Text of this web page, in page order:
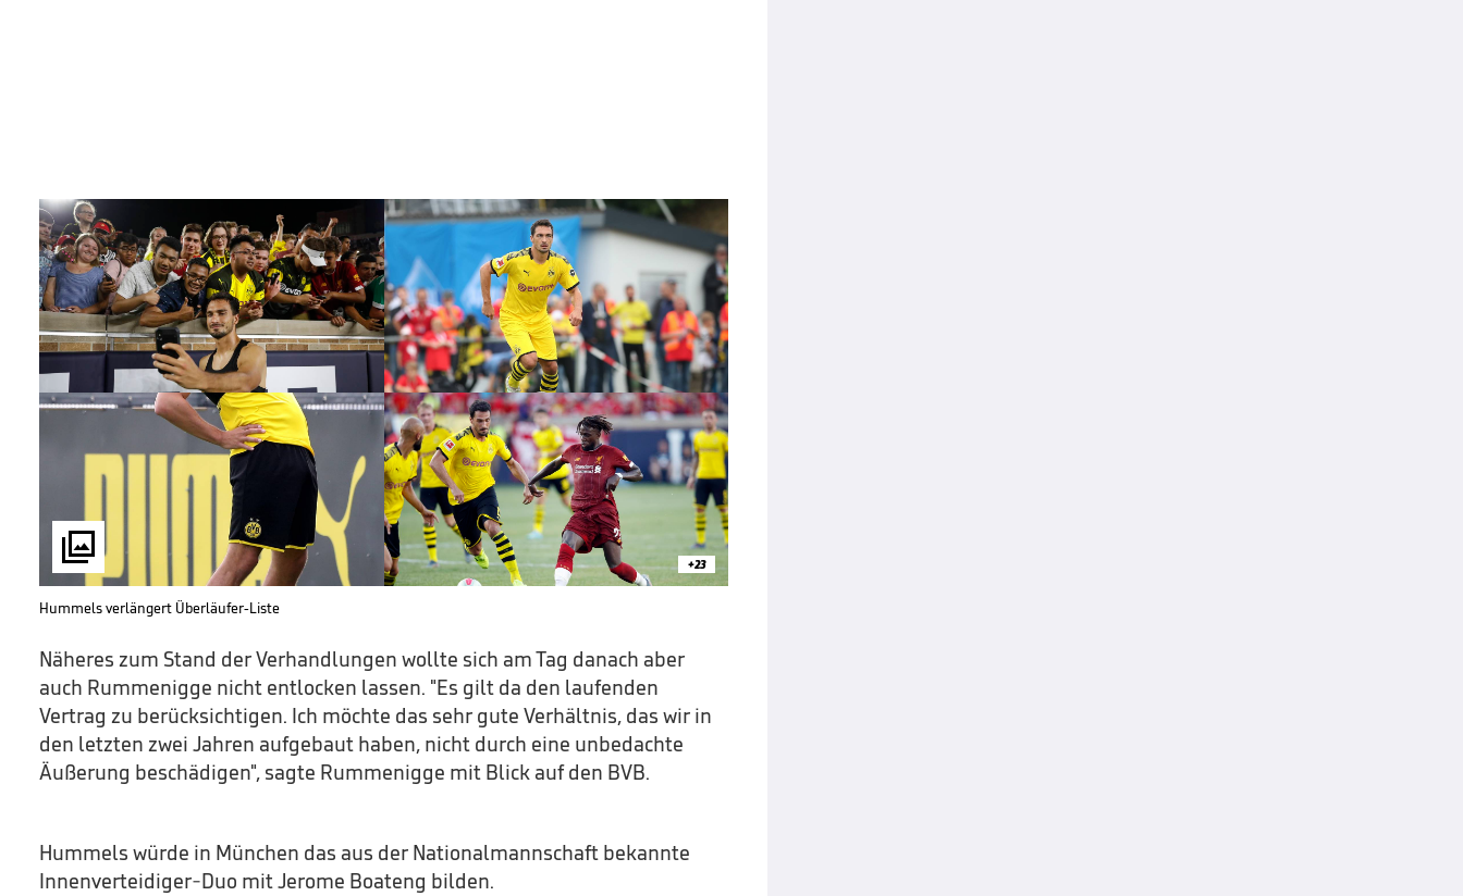
 +23
Hummels verlängert Überläufer-Liste
Näheres zum Stand der Verhandlungen wollte sich am Tag danach aber
auch Rummenigge nicht entlocken lassen. "Es gilt da den laufenden
Vertrag zu berücksichtigen. Ich möchte das sehr gute Verhältnis, das wir in
den letzten zwei Jahren aufgebaut haben, nicht durch eine unbedachte
Äußerung beschädigen", sagte Rummenigge mit Blick auf den BVB.
Hummels würde in München das aus der Nationalmannschaft bekannte
Innenverteidiger-Duo mit Jerome Boateng bilden.